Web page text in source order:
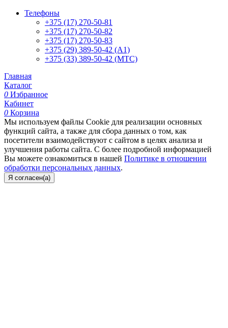
Телефоны
+375 (17) 270-50-81
+375 (17) 270-50-82
+375 (17) 270-50-83
+375 (29) 389-50-42 (А1)
+375 (33) 389-50-42 (МТС)
Главная
Каталог
0 Избранное
Кабинет
0 Корзина
Мы используем файлы Cookie для реализации основных
функций сайта, а также для сбора данных о том, как
посетители взаимодействуют с сайтом в целях анализа и
улучшения работы сайта. С более подробной информацией
Вы можете ознакомиться в нашей Политике в отношении
обработки персональных данных.
Я согласен(а)